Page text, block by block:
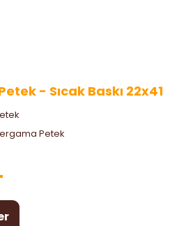
- Sıcak Baskı 22x41
Petek